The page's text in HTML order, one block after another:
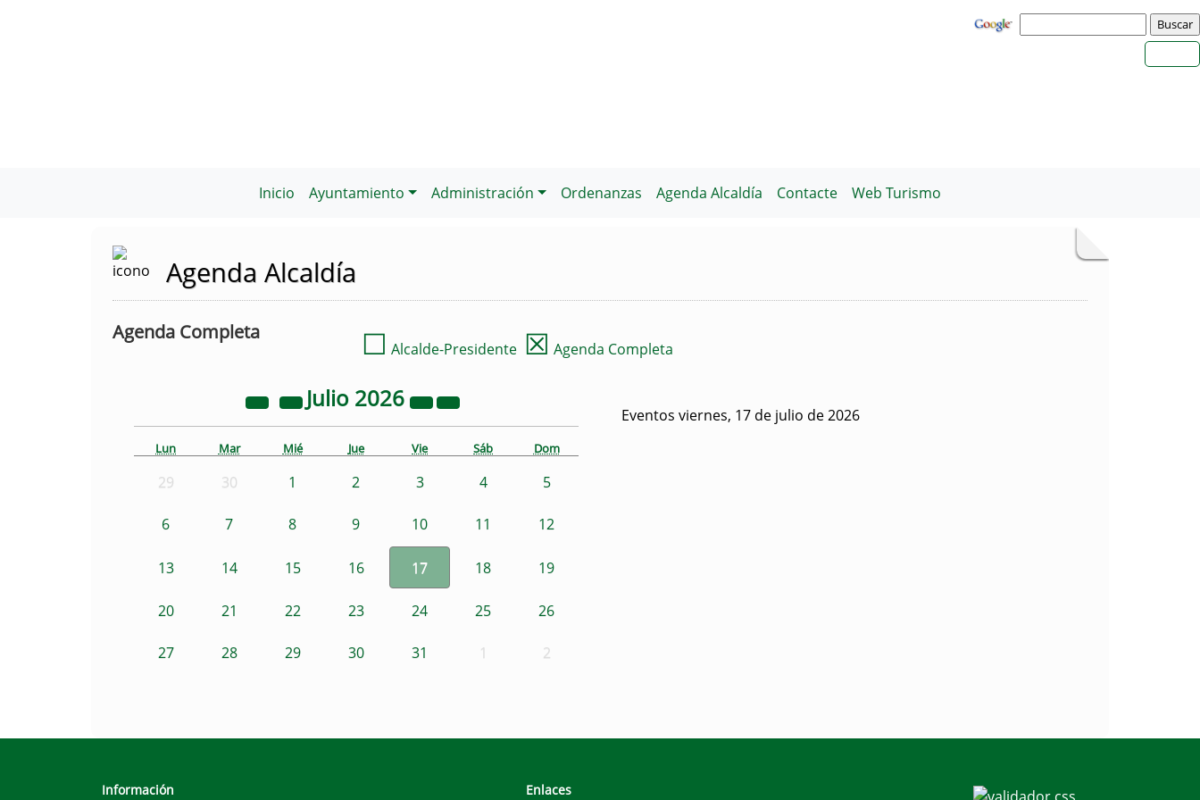
Inicio Ayuntamiento Administración Ordenanzas Agenda Alcaldía Contacte Web Turismo
Agenda Alcaldía
Agenda Completa ☐ Alcalde-Presidente ☒ Agenda Completa
Julio 2026
Lun Mar Mié Jue Vie Sáb Dom
29 30 1 2 3 4 5
6 7 8 9 10 11 12
13 14 15 16 17 18 19
20 21 22 23 24 25 26
27 28 29 30 31 1 2
Eventos viernes, 17 de julio de 2026
Información Enlaces